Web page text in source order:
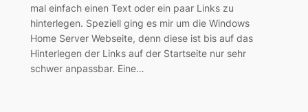
mal einfach einen Text oder ein paar Links zu
hinterlegen. Speziell ging es mir um die Windows
Home Server Webseite, denn diese ist bis auf das
Hinterlegen der Links auf der Startseite nur sehr
schwer anpassbar. Eine…